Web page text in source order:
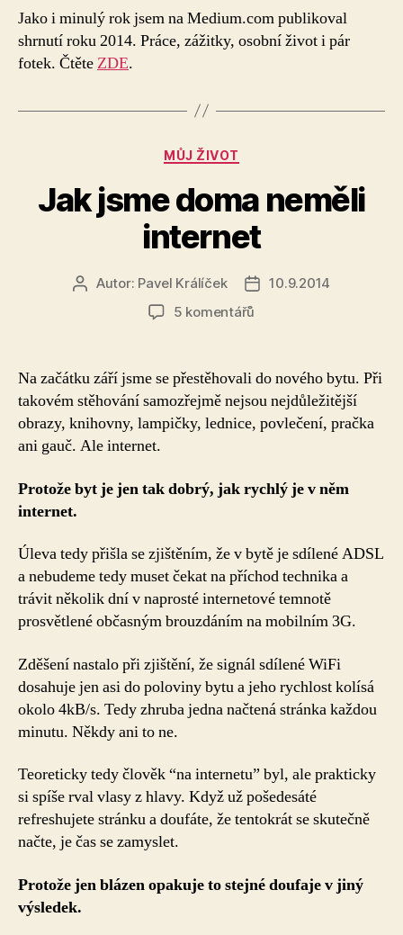
názvem
2014:
Vzestup
Jako i minulý rok jsem na Medium.com publikoval
shrnutí roku 2014. Práce, zážitky, osobní život i pár
fotek. ČtěteZDE.
Rubriky
MŮJ ŽIVOT
Jak jsme doma neměli
internet
AutorAutor: Pavel Králíček
Datum
příspěvku
10.9.2014
5 komentářů
názvem
jsme
doma
Na začátku září jsme se přestěhovali do nového bytu. Při
takovém stěhování samozřejmě nejsou nejdůležitější
obrazy, knihovny, lampičky, lednice, povlečení, pračka
ani gauč. Ale internet.
Protože byt je jen tak dobrý, jak rychlý je v něm
internet.
Úleva tedy přišla se zjištěním, že v bytě je sdílené ADSL
a nebudeme tedy muset čekat na příchod technika a
trávit několik dní v naprosté internetové temnotě
prosvětlené občasným brouzdáním na mobilním 3G.
Zděšení nastalo při zjištění, že signál sdílené WiFi
dosahuje jen asi do poloviny bytu a jeho rychlost kolísá
okolo 4kB/s. Tedy zhruba jedna načtená stránka každou
minutu. Někdy ani to ne.
Teoreticky tedy člověk “na internetu” byl, ale prakticky
si spíše rval vlasy z hlavy. Když už pošedesáté
refreshujete stránku a doufáte, že tentokrát se skutečně
načte, je čas se zamyslet.
Protože jen blázen opakuje to stejné doufaje v jiný
výsledek.